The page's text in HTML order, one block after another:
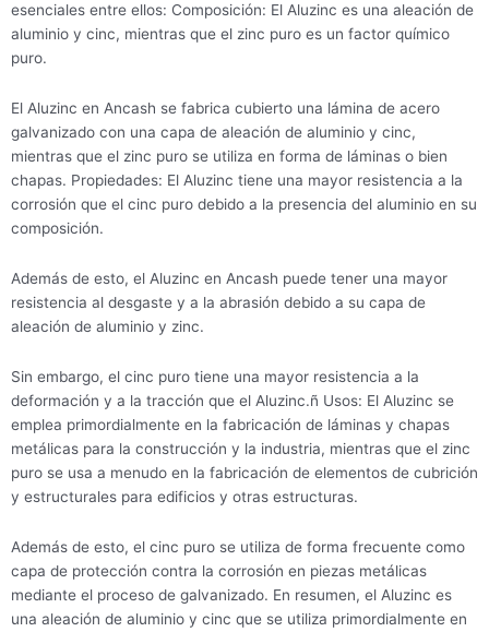
esenciales entre ellos: Composición: El Aluzinc es una aleación de
aluminio y cinc, mientras que el zinc puro es un factor químico
puro.
El Aluzinc en Ancash se fabrica cubierto una lámina de acero
galvanizado con una capa de aleación de aluminio y cinc,
mientras que el zinc puro se utiliza en forma de láminas o bien
chapas. Propiedades: El Aluzinc tiene una mayor resistencia a la
corrosión que el cinc puro debido a la presencia del aluminio en su
composición.
Además de esto, el Aluzinc en Ancash puede tener una mayor
resistencia al desgaste y a la abrasión debido a su capa de
aleación de aluminio y zinc.
Sin embargo, el cinc puro tiene una mayor resistencia a la
deformación y a la tracción que el Aluzinc.ñ Usos: El Aluzinc se
emplea primordialmente en la fabricación de láminas y chapas
metálicas para la construcción y la industria, mientras que el zinc
puro se usa a menudo en la fabricación de elementos de cubrición
y estructurales para edificios y otras estructuras.
Además de esto, el cinc puro se utiliza de forma frecuente como
capa de protección contra la corrosión en piezas metálicas
mediante el proceso de galvanizado. En resumen, el Aluzinc es
una aleación de aluminio y cinc que se utiliza primordialmente en